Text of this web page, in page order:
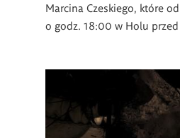
Marcina Czeskiego, które
o godz. 18:00 w Holu przed